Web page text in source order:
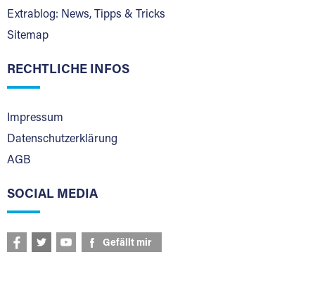
Extrablog: News, Tipps & Tricks
Sitemap
RECHTLICHE INFOS
Impressum
Datenschutzerklärung
AGB
SOCIAL MEDIA
Gefällt mir